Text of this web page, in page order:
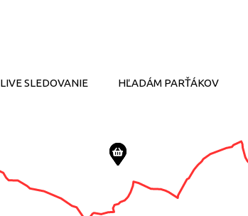
LIVE SLEDOVANIE HĽADÁM PARŤÁKOV